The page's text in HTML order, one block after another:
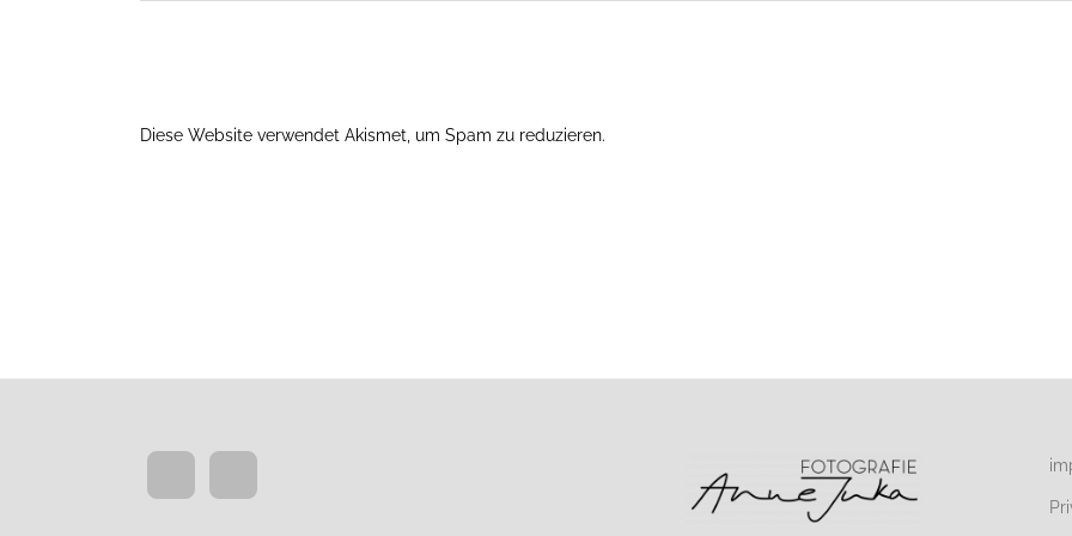
Diese Website verwendet Akismet, um Spam zu reduzieren.